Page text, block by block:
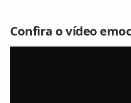
Confira o vídeo